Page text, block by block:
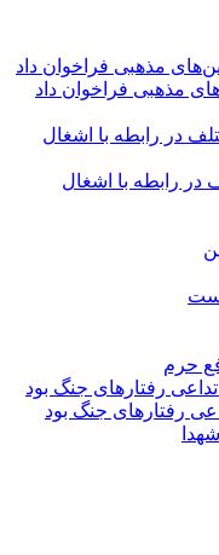
مذهبی فراخوان داد
رابطه با اشغال
حرم
رفتارهای جنگ بود